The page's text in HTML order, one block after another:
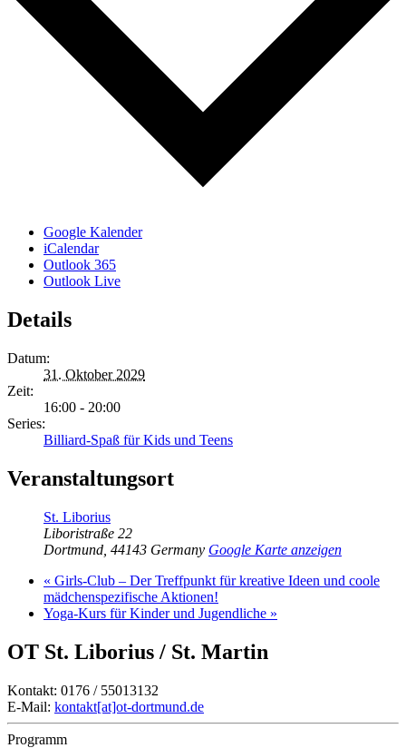
Google Kalender
iCalendar
Outlook 365
Outlook Live
Details
Datum:
31. Oktober 2029
Zeit:
16:00 - 20:00
Series:
Billiard-Spaß für Kids und Teens
Veranstaltungsort
St. Liborius
Liboristraße 22
Dortmund 44143 Germany Google Karte anzeigen
« Girls-Club – Der Treffpunkt für kreative Ideen und coole
mädchenspezifische Aktionen!
Yoga-Kurs für Kinder und Jugendliche »
OT St. Liborius / St. Martin
Kontakt: 0176 / 55013132
E-Mail: kontakt[at]ot-dortmund.de
Programm